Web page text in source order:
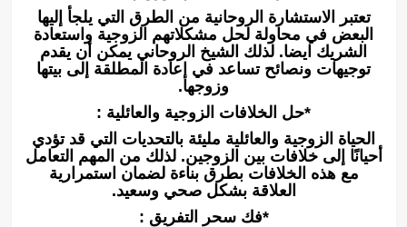
تعتبر الاستشارة الروحانية من الطرق التي يلجأ إليها
البعض في محاولة لحل مشكلاتهم الزوجية واستعادة
الشريك ايضا. لذلك الشيخ الروحاني يمكن أن يقدم
توجيهات ونصائح تساعد في إعادة المطلقة إلى بيتها
وزوجها.
*حل الخلافات الزوجية والعائلية :
الحياة الزوجية والعائلية مليئة بالتحديات التي قد تؤدي
أحيانًا إلى خلافات بين الزوجين. لذلك من المهم التعامل
مع هذه الخلافات بطرق بناءة لضمان استمرارية
العلاقة بشكل صحي وسعيد.
*فك سحر التفريق :